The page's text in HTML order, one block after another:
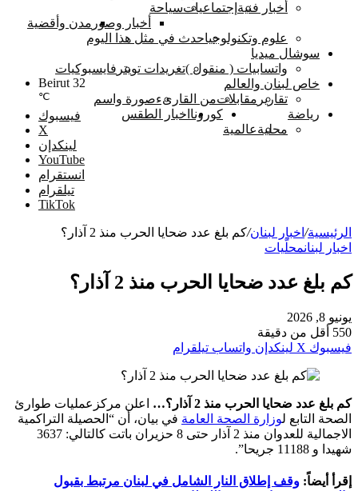
أخبار فنية إجتماعياتسياحة
أخبار وصور مدن وأقضية
علوم وتكنولوجياحدث في مثل هذا اليوم
سوشال ميديا
واتسابيات ( منقول )تغريدات تويتر فايسبوكيات
خاص لبنان والعالم
تقارير مقابلاتمن القارىءصورة واسم
رياضة
محليةعالمية
كورونا اخبار الطقس
Beirut 32
℃
فيسبوك
‫X
لينكدإن
‫YouTube
انستقرام
تيلقرام
‫TikTok
الرئيسية/ اخبار لبنان/كم بلغ عدد ضحايا الحرب منذ 2 آذار؟
اخبار لبنانمحلّيات
كم بلغ عدد ضحايا الحرب منذ 2 آذار؟
يونيو 8, 2026
550 أقل من دقيقة
فيسبوك ‫X لينكدإن واتساب تيلقرام
كم بلغ عدد ضحايا الحرب منذ 2 آذار؟…
اعلن مركزعمليات طوارئ
الصحة التابع لوزارة الصحة العامة في بيان، أن “الحصيلة التراكمية
الاجمالية للعدوان منذ 2 آذار حتى 8 حزيران باتت كالتالي: 3637
شهيدا و 11188 جريحا”.
إقرأ أيضاً: وقف إطلاق النار الشامل في لبنان مرتبط بقبول